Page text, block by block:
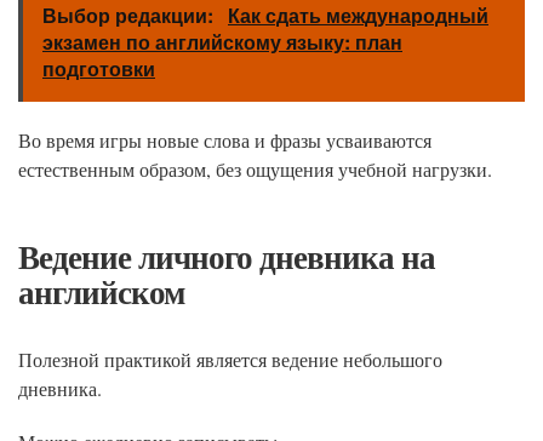
Выбор редакции:
Как сдать международный
экзамен по английскому языку: план
подготовки
Во время игры новые слова и фразы усваиваются
естественным образом, без ощущения учебной нагрузки.
Ведение личного дневника на
английском
Полезной практикой является ведение небольшого
дневника.